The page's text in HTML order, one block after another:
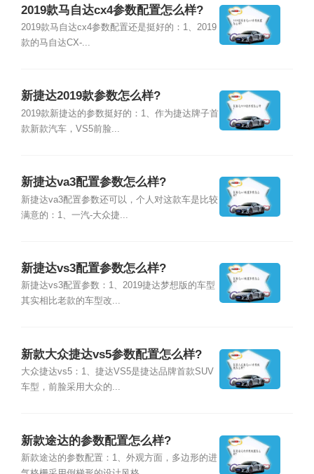
2019款马自达cx4参数配置怎么样?
2019款马自达cx4参数配置还是挺好的：1、2019
款的马自达CX-...
新捷达2019款参数怎么样?
2019款新捷达的参数挺好的：1、作为捷达牌子首
款新款汽车，VS5前脸...
新捷达va3配置参数怎么样?
新捷达va3配置参数还可以，个人对这款车是比较
满意的：1、一汽-大众捷...
新捷达vs3配置参数怎么样?
新捷达vs3配置参数：1、2019捷达梦想版的车型
其实相比老款的车型改...
新款大众捷达vs5参数配置怎么样?
大众捷达vs5：1、捷达VS5是捷达品牌首款SUV
车型，前脸采用大众的...
新款途达的参数配置怎么样?
新款途达的参数配置：1、外观方面，多边形的进